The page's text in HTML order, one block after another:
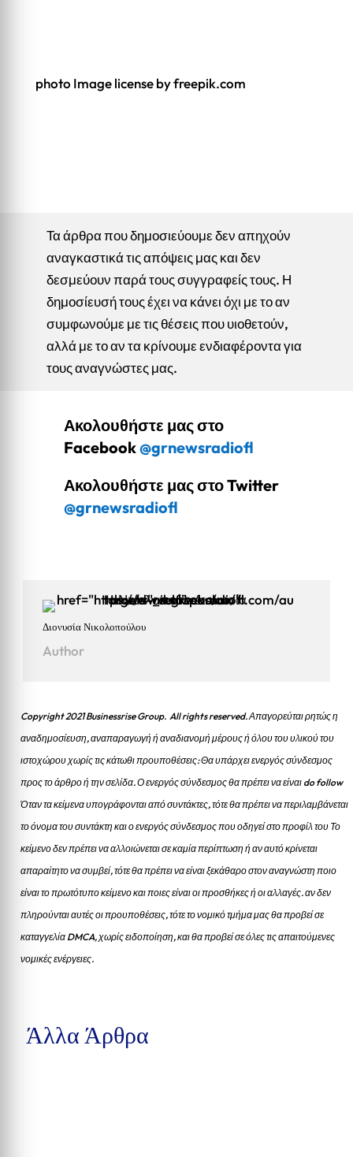
photo Image license by freepik.com
Τα άρθρα που δημοσιεύουμε δεν απηχούν
αναγκαστικά τις απόψεις μας και δεν
δεσμεύουν παρά τους συγγραφείς τους. Η
δημοσίευσή τους έχει να κάνει όχι με το αν
συμφωνούμε με τις θέσεις που υιοθετούν,
αλλά με το αν τα κρίνουμε ενδιαφέροντα για
τους αναγνώστες μας.
Ακολουθήστε μας στο
Facebook@grnewsradiofl
Ακολουθήστε μας στο Twitter
@grnewsradiofl
Διονυσία Νικολοπούλου
Author
Copyright 2021 Businessrise Group. All rights reserved. Απαγορεύται ρητώς η
αναδημοσίευση, αναπαραγωγή ή αναδιανομή μέρους ή όλου του υλικού του
ιστοχώρου χωρίς τις κάτωθι προυποθέσεις: Θα υπάρχει ενεργός σύνδεσμος
προς το άρθρο ή την σελίδα.Ο ενεργός σύνδεσμος θα πρέπει να είναι do follow
Όταν τα κείμενα υπογράφονται από συντάκτες, τότε θα πρέπει να περιλαμβάνεται
το όνομα του συντάκτη και ο ενεργός σύνδεσμος που οδηγεί στο προφίλ του Το
κείμενο δεν πρέπει να αλλοιώνεται σε καμία περίπτωση ή αν αυτό κρίνεται
απαραίτητο να συμβεί, τότε θα πρέπει να είναι ξεκάθαρο στον αναγνώστη ποιο
είναι το πρωτότυπο κείμενο και ποιες είναι οι προσθήκες ή οι αλλαγές. αν δεν
πληρούνται αυτές οι προυποθέσεις, τότε το νομικό τμήμα μας θα προβεί σε
καταγγελία DMCA, χωρίς ειδοποίηση, και θα προβεί σε όλες τις απαιτούμενες
νομικές ενέργειες.
Άλλα Άρθρα